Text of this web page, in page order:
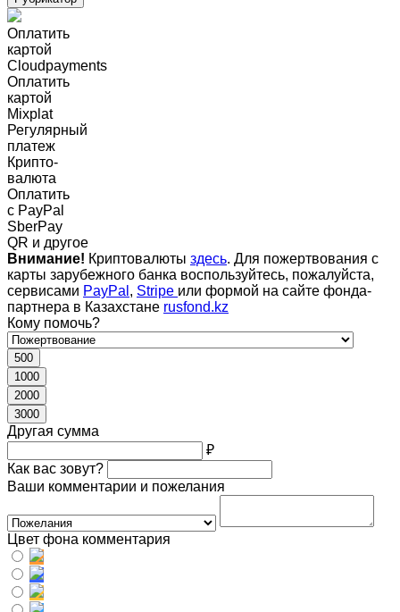
Оплатить
картой
Cloudpayments
Оплатить
картой
Mixplat
Регулярный
платеж
Крипто-
валюта
Оплатить
c PayPal
SberPay
QR и другое
Внимание! Криптовалюты здесь. Для пожертвования с
карты зарубежного банка воспользуйтесь, пожалуйста,
сервисами PayPal , Stripe или формой на сайте фонда-
партнера в Казахстане rusfond.kz
Кому помочь?
500
1000
2000
3000
Другая сумма
₽
Как вас зовут?
Ваши комментарии и пожелания
Цвет фона комментария